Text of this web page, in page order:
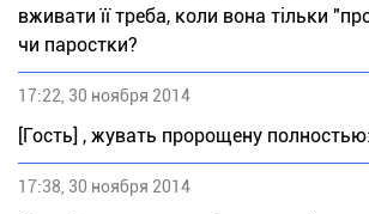
вживати її треба, коли вона тільки
чи паростки?
17:22, 30 ноября 2014
[Гость] , жувать пророщену
17:38, 30 ноября 2014